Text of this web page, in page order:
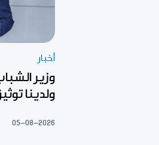
أخبار
وزير
ولدينا توثيق
05-08-2026